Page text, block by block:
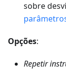
sobre
Opções:
Repetir